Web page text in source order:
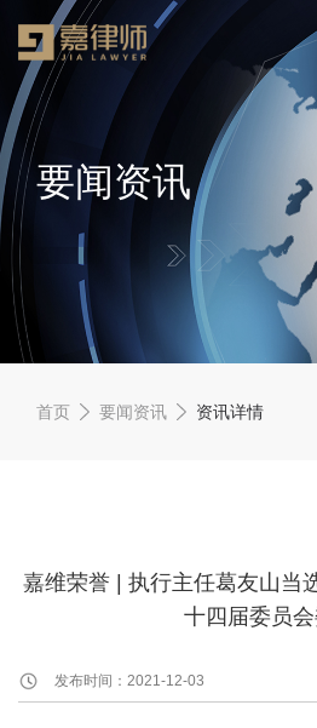
要闻资讯
首页 要闻资讯 资讯详情
嘉维荣誉 | 执行主任葛友山当
十四届委员
发布时间：2021-12-03